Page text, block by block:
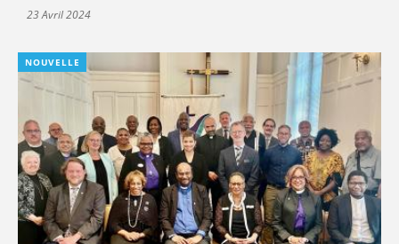
23 Avril 2024
NOUVELLE